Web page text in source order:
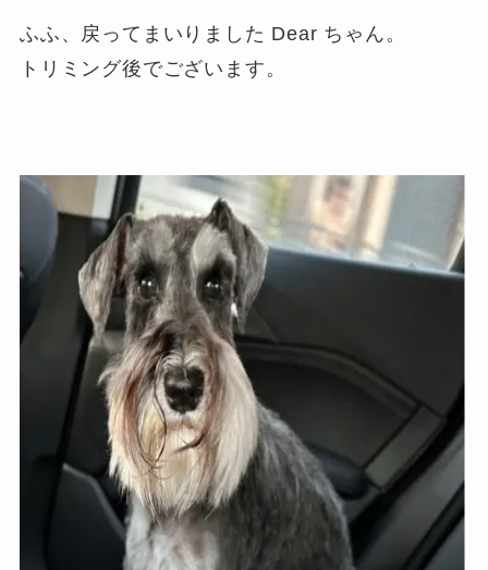
ふふ、戻ってまいりました Dear ちゃん。
トリミング後でございます。